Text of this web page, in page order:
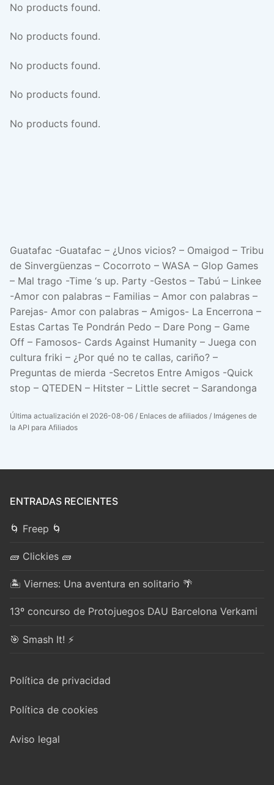
No products found.
No products found.
No products found.
No products found.
No products found.
Guatafac -Guatafac – ¿Unos vicios? – Omaigod – Tribu
de Sinvergüenzas – Cocorroto – WASA – Glop Games
– Mal trago -Time ‘s up. Party -Gestos – Tabú – Linkee
-Amor con palabras – Familias – Amor con palabras –
Parejas- Amor con palabras – Amigos- La Encerrona –
Estas Cartas Te Pondrán Pedo – Dare Pong – Game
Off – Famosos- Cards Against Humanity – Juega con
cultura friki – ¿Por qué no te callas, cariño? –
Preguntas de mierda -Secretos Entre Amigos -Quick
stop – QTEDEN – Hitster – Little secret – Sarandonga
Última actualización el 2026-08-06 / Enlaces de afiliados / Imágenes de
la API para Afiliados
ENTRADAS RECIENTES
🌀 Freep 🌀
🧱 Clickies 🧱
🏝️ Viernes: Una aventura en solitario 🌴
13º concurso de Protojuegos DAU Barcelona Verkami
🎯 Smash It! ⚡
Política de privacidad
Política de cookies
Aviso legal